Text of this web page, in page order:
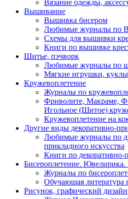
Вязание одежды,
Вышивание
Вышивка бисером
Любимые журналы по
Схемы для вышивки
Книги по вышивке
Шитье, пэчворк
Любимые журналы по
Мягкие игрушки,
Кружевоплетение
Журналы по
Фриволите, Макраме,
Игольное (Шитое)
Кружевоплетение на
Другие виды декоративно-
Любимые журналы по
прикладного искусства
Книги по декоративно-
Бисероплетение.
Журналы по
Обучающая литература
Рисунок, графический дизайн